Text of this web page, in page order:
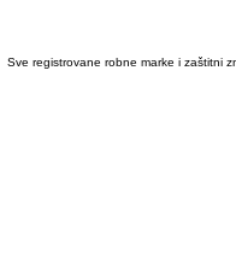
Sve registrovane robne marke i zaštitni